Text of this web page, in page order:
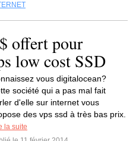
offert pour
low cost SSD
vous digitalocean?
société qui a pas mal fait
d'elle sur internet vous
des vps ssd à très bas prix.
la suite